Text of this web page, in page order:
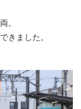
。
きました。